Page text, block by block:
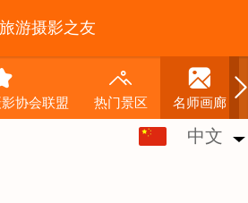
旅游摄影之友
协会联盟 热门景区 名师画廊
中文
中文